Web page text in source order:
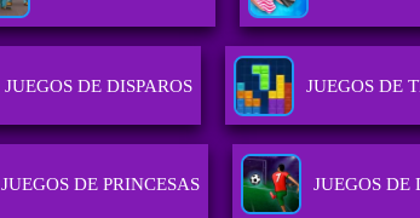
JUEGOS DE DISPAROS JUEGOS DE
JUEGOS DE PRINCESAS JUEGOS DE